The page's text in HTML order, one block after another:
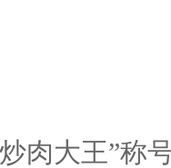
肉大王”称